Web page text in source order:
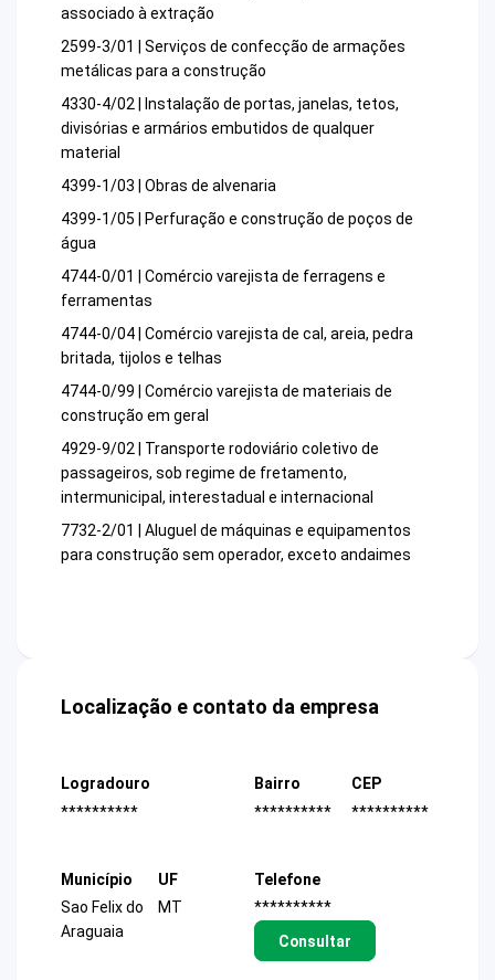
associado à extração
2599-3/01 | Serviços de confecção de armações
metálicas para a construção
4330-4/02 | Instalação de portas, janelas, tetos,
divisórias e armários embutidos de qualquer
material
4399-1/03 | Obras de alvenaria
4399-1/05 | Perfuração e construção de poços de
água
4744-0/01 | Comércio varejista de ferragens e
ferramentas
4744-0/04 | Comércio varejista de cal, areia, pedra
britada, tijolos e telhas
4744-0/99 | Comércio varejista de materiais de
construção em geral
4929-9/02 | Transporte rodoviário coletivo de
passageiros, sob regime de fretamento,
intermunicipal, interestadual e internacional
7732-2/01 | Aluguel de máquinas e equipamentos
para construção sem operador, exceto andaimes
Localização e contato da empresa
Logradouro
**********
Bairro
**********
CEP
**********
Município
Sao Felix do
Araguaia
UF
MT
Telefone
**********
Consultar